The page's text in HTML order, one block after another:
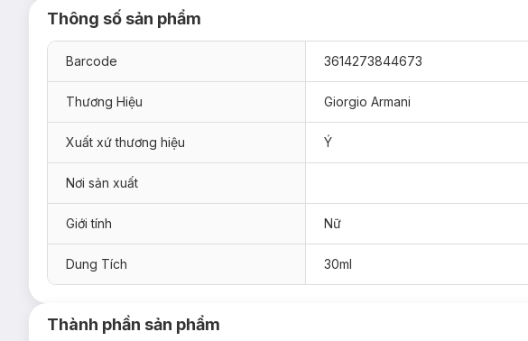
1. Nước Hoa Giorgio Armani My Way Parfum - Mùi hương tinh
My Way Parfummang mùi hương say đắm và gợi cảm, mở đầu bằng sự tươi mát
như làn gió trong lành vào buổi sớm. Khi hương đầu dần tan, tầng hương giữa
Pallida, mang đến nét thanh lịch và nữ tính khó cưỡng. Cuối cùng, hương Hổ
Thông số sản phẩm
Barcode 3614273844673
Thương Hiệu Giorgio Armani
Xuất xứ thương hiệu Ý
Nơi sản xuất
Giới tính Nữ
Dung Tích 30ml
Thành phần sản phẩm